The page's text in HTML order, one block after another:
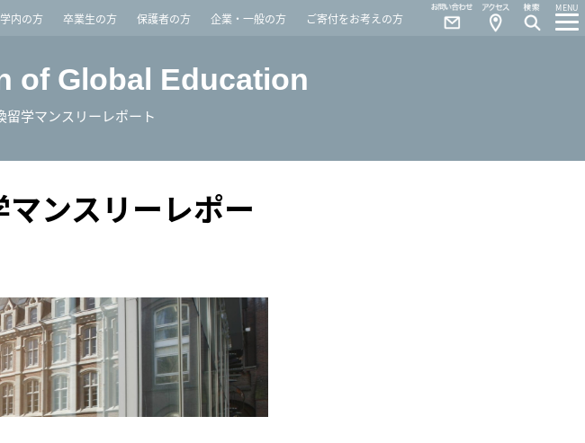
内の方 卒業生の方 保護者の方 企業・一般の方 ご寄付をお考えの方
MENU
Access
Contact
of Global Education
学マンスリーレポート
ンスリーレポー